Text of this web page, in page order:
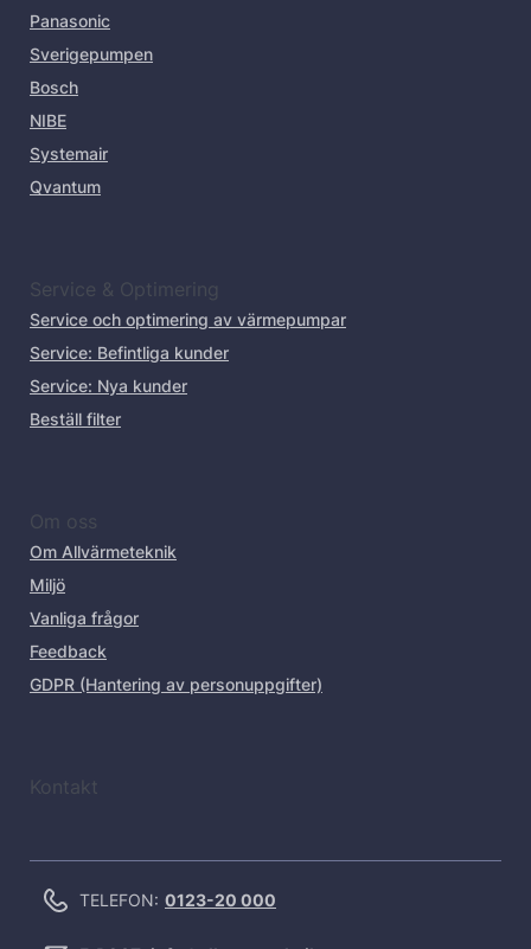
Panasonic
Sverigepumpen
Bosch
NIBE
Systemair
Qvantum
Service & Optimering
Service och optimering av värmepumpar
Service: Befintliga kunder
Service: Nya kunder
Beställ filter
Om oss
Om Allvärmeteknik
Miljö
Vanliga frågor
Feedback
GDPR (Hantering av personuppgifter)
Kontakt
TELEFON: 0123-20 000